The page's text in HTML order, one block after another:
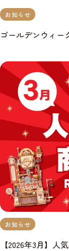
お知らせ
ゴールデンウィー
お知らせ
【2026年3月】人